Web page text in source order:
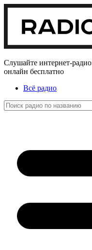
Слушайте интернет-радио
онлайн бесплатно
Всё радио